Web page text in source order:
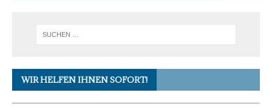
WIR HELFEN IHNEN SOFORT!